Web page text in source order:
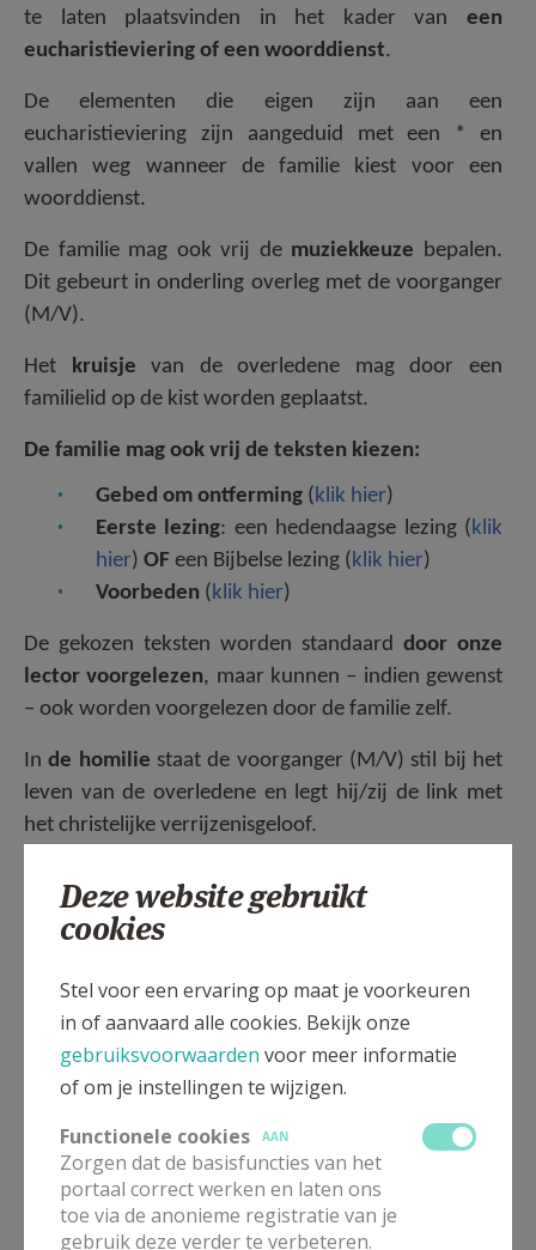
te laten plaatsvinden in het kader van een
eucharistieviering of een woorddienst.
De elementen die eigen zijn aan een
eucharistieviering zijn aangeduid met een * en
vallen weg wanneer de familie kiest voor een
woorddienst.
De familie mag ook vrij de muziekkeuze bepalen.
Dit gebeurt in onderling overleg met de voorganger
(M/V).
Het kruisje van de overledene mag door een
familielid op de kist worden geplaatst.
De familie mag ook vrij de teksten kiezen:
Gebed om ontferming (klik hier)
Eerste lezing: een hedendaagse lezing (klik
hier) OF een Bijbelse lezing (klik hier)
Voorbeden (klik hier)
De gekozen teksten worden standaard door onze
lector voorgelezen, maar kunnen – indien gewenst
– ook worden voorgelezen door de familie zelf.
Inde homilie staat de voorganger (M/V) stil bij het
leven van de overledene en legt hij/zij de link met
het christelijke verrijzenisgeloof.
kans om eengetuigenis en/of persoonlijk afscheid
uit te spreken. Dit kan – indien gewenst – worden
Een kerkelijke uitvaart kost in onze streken
wordtvia de begrafenisondernemer vereffend
vervolgens uitbetaald aan de parochie. Dit bedrag
wordt als volgt verdeeld:
De algemene werking van de vicariaten
Deze website gebruikt
cookies
Stel voor een ervaring op maat je voorkeuren
in of aanvaard alle cookies. Bekijk onze
gebruiksvoorwaarden voor meer informatie
of om je instellingen te wijzigen.
Functionele cookies
AAN
Zorgen dat de basisfuncties van het
portaal correct werken en laten ons
toe via de anonieme registratie van je
gebruik deze verder te verbeteren.